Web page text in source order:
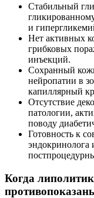
Стабильный
и
Нет активных
грибковых
инъекций.
Сохранный
нейропатии в
капиллярный
Отсутствие
патологии,
поводу
Готовность к
эндокринолога
Когда